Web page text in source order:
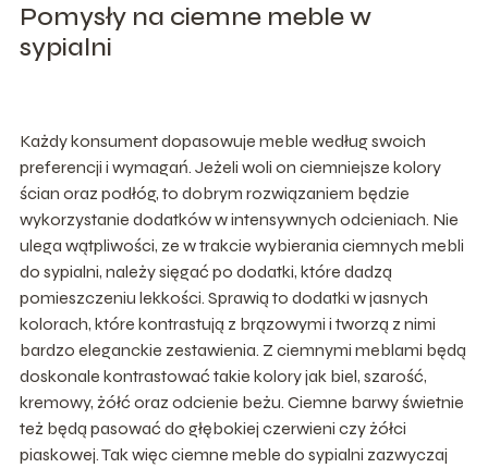
Pomysły na ciemne meble w
sypialni
Każdy konsument dopasowuje meble według swoich
preferencji i wymagań. Jeżeli woli on ciemniejsze kolory
ścian oraz podłóg, to dobrym rozwiązaniem będzie
wykorzystanie dodatków w intensywnych odcieniach. Nie
ulega wątpliwości, ze w trakcie wybierania ciemnych mebli
do sypialni, należy sięgać po dodatki, które dadzą
pomieszczeniu lekkości. Sprawią to dodatki w jasnych
kolorach, które kontrastują z brązowymi i tworzą z nimi
bardzo eleganckie zestawienia. Z ciemnymi meblami będą
doskonale kontrastować takie kolory jak biel, szarość,
kremowy, żółć oraz odcienie beżu. Ciemne barwy świetnie
też będą pasować do głębokiej czerwieni czy żółci
piaskowej. Tak więc ciemne meble do sypialni zazwyczaj